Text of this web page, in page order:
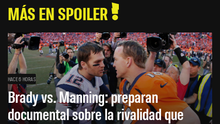
MÁS EN SPOILER
HACE 6 HORAS
Brady vs. Manning: preparan
documental sobre la rivalidad que